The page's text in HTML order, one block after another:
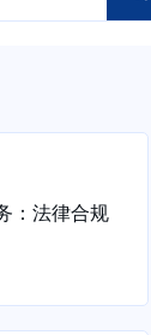
：法律合规